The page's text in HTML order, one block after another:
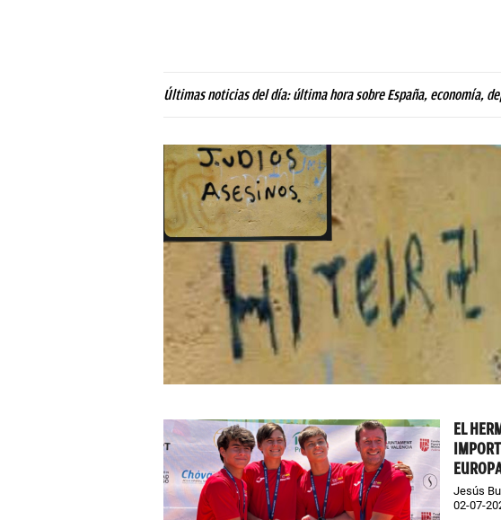
Últimas noticias del día: última hora sobre España, economía,
EL
Jesús
02-07-